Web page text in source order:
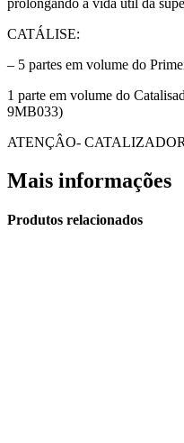
prolongando a vida útil da
CATÁLISE:
– 5 partes em volume do
1 parte em volume do
9MB033)
ATENÇÂO-
Mais informações
Produtos relacionados